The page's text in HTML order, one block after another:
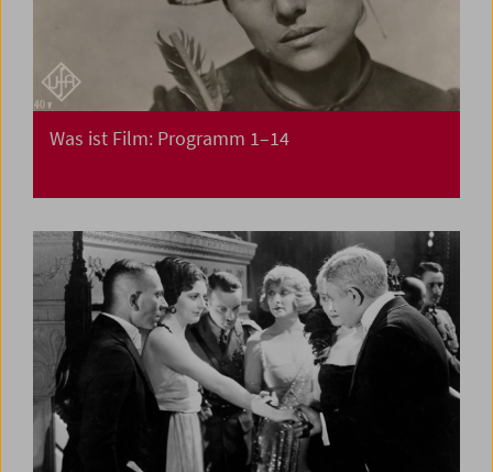
Was ist Film: Programm 1–14